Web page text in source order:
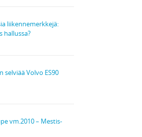
liikennemerkkejä:
hallussa?
Volvo ES90
vm.2010 – Mestis-